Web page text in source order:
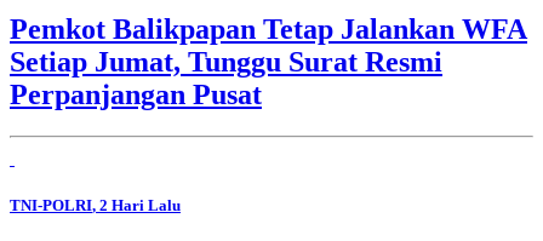
Pemkot Balikpapan Tetap Jalankan WFA
Setiap Jumat, Tunggu Surat Resmi
Perpanjangan Pusat
TNI-POLRI, 2 Hari Lalu